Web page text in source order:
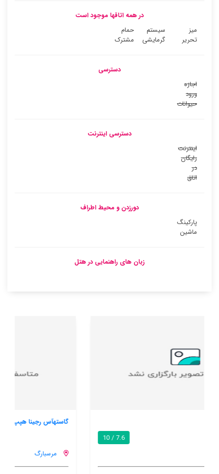
در همه اتاقها موجود است
میز
تحریر
سیستم
گرمایشی
حمام
مشترک
دسترسی
اجازه
ورود
حیوانات
دسترسی اینترنت
اینترنت
رایگان
در
اتاق
دورزدن و محیط اطراف
پارکینگ
ماشین
زبان های راهنمایی در هتل